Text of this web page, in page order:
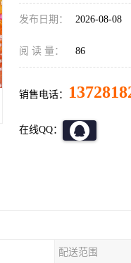
发布日期： 2026-08-08
阅 读 量： 86
销售电话：
在线QQ：
配送范围